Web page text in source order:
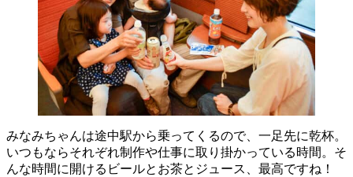
みなみちゃんは途中駅から乗ってくるので、一足先に乾杯。
いつもならそれぞれ制作や仕事に取り掛かっている時間。そ
んな時間に開けるビールとお茶とジュース、最高ですね！